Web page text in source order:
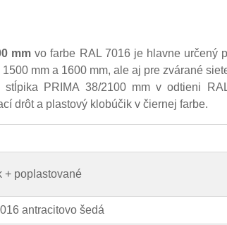
mm vo farbe RAL 7016 je hlavne určený
1500 mm a 1600 mm, ale aj pre zvárané
stĺpika PRIMA 38/2100 mm v odtieni
drôt a plastový klobúčik v čiernej farbe.
+ poplastované
antracitovo šedá